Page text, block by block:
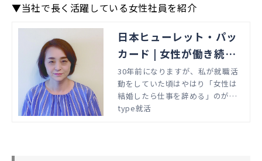
▼当社で長く活躍している女性社員を紹介
日本ヒューレット・パッ
カード | 女性が働き続け
るのは当たり前継続して
「成長」し続けられる | t
ype就活
30年前になりますが、私が就職活
動をしていた頃はやはり「女性は
結婚したら仕事を辞める」のが当
たり前の時代でした。ただ、私自
type就活